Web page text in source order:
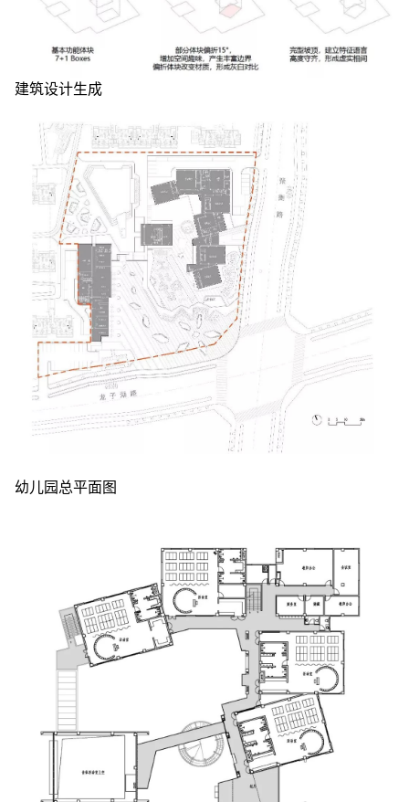
建筑设计生成
幼儿园总平面图